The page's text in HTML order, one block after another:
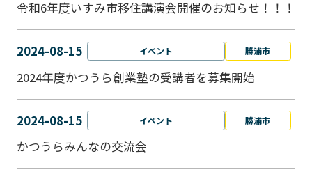
令和6年度いすみ市移住講演会開催のお知らせ！！！
2024-08-15 イベント 勝浦市
2024年度かつうら創業塾の受講者を募集開始
2024-08-15 イベント 勝浦市
かつうらみんなの交流会